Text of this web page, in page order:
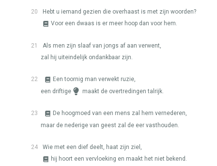
20
Hebt u iemand gezien die overhaast is met zijn woorden?
Voor een dwaas is er meer hoop dan voor hem.
21
Als men zijn slaaf van jongs af aan verwent,
zal hij uiteindelijk ondankbaar zijn.
22
Een toornig man verwekt ruzie,
een driftige
maakt de overtredingen talrijk.
23
De hoogmoed van een mens zal hem vernederen,
maar de nederige van geest zal de eer vasthouden.
24
Wie met een dief deelt, haat zijn ziel,
hij hoort een vervloeking en maakt het niet bekend.